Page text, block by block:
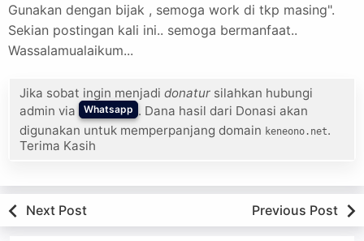
Gunakan dengan bijak , semoga work di tkp masing".
Sekian postingan kali ini.. semoga bermanfaat..
Wassalamualaikum...
Jika sobat ingin menjadi donatur silahkan hubungi
admin via
Whatsapp . Dana hasil dari Donasi akan
digunakan untuk memperpanjang domain keneono.net.
Terima Kasih
Next Post Previous Post